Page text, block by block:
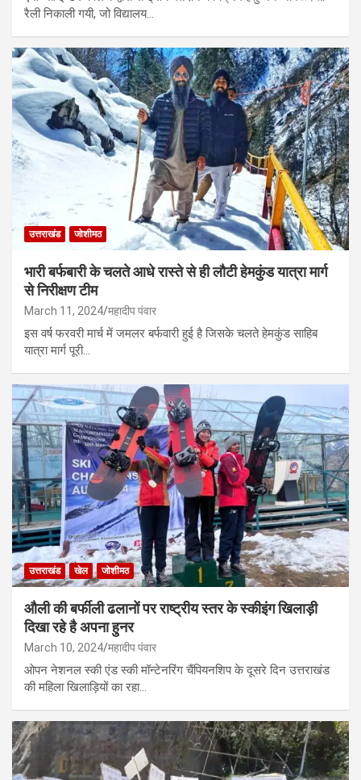
रैली निकाली गयी, जो विद्यालय…
उत्तराखंड जोशीमठ
भारी बर्फबारी के चलते आधे रास्ते से ही लौटी हेमकुंड यात्रा मार्ग
से निरीक्षण टीम
March 11, 2024 महादीप पंवार
इस वर्ष फरवरी मार्च में जमलर बर्फवारी हुई है जिसके चलते हेमकुंड साहिब
यात्रा मार्ग पूरी…
उत्तराखंड खेल जोशीमठ
औली की बर्फीली ढलानों पर राष्ट्रीय स्तर के स्कीइंग खिलाड़ी
दिखा रहे है अपना हुनर
March 10, 2024 महादीप पंवार
ओपन नेशनल स्की एंड स्की मॉन्टेनरिंग चैंपियनशिप के दूसरे दिन उत्तराखंड
की महिला खिलाड़ियों का रहा…